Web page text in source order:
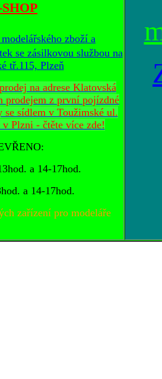
modelářského zboží a
se zásilkovou službou na
tř.115, Plzeň
na adrese Klatovská
prodejem z první pojízdné
se sídlem v Toužimské ul.
Plzni - čtěte více zde!
a 14-17hod.
a 14-17hod.
zařízení pro modeláře